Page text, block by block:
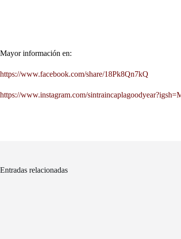
Mayor información en:
https://www.facebook.com/share/18Pk8Qn7kQ
https://www.instagram.com/
Entradas relacionadas